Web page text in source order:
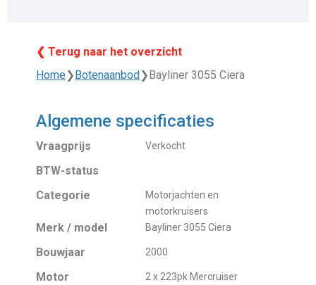
❮ Terug naar het overzicht
Home❯Botenaanbod❯Bayliner 3055 Ciera
Algemene specificaties
Vraagprijs Verkocht
BTW-status
Categorie
Motorjachten en
motorkruisers
Merk / model Bayliner 3055 Ciera
Bouwjaar 2000
Motor
2 x 223pk Mercruiser